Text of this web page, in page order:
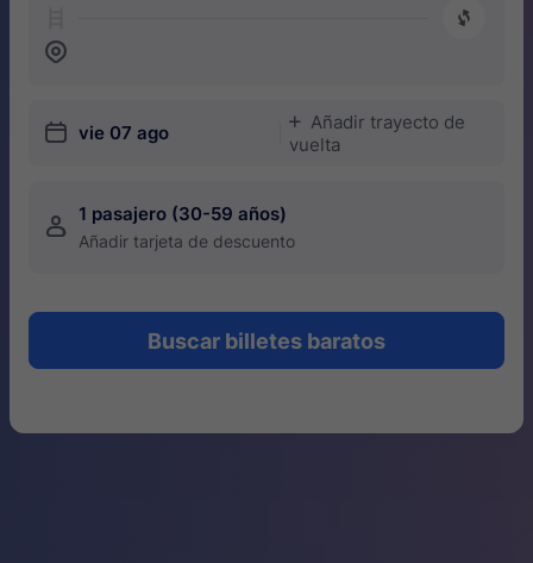
󰿠
󱒣
󱎗 vie 07 ago
󱅇
Añadir trayecto de
vuelta
󱍂 1 pasajero (30-59 años)
Añadir tarjeta de descuento
Buscar billetes baratos